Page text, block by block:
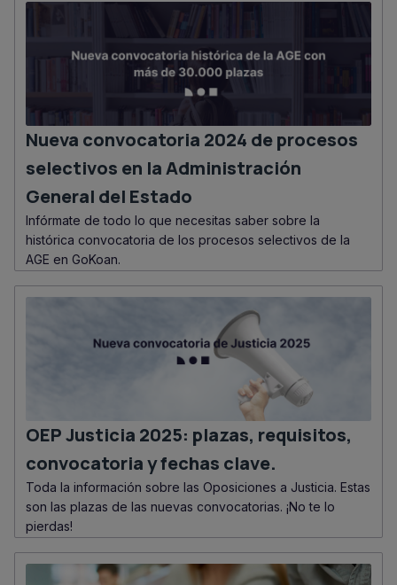
Nueva convocatoria 2024 de procesos
selectivos en la Administración
General del Estado
Infórmate de todo lo que necesitas saber sobre la
histórica convocatoria de los procesos selectivos de la
AGE en GoKoan.
OEP Justicia 2025: plazas, requisitos,
convocatoria y fechas clave.
Toda la información sobre las Oposiciones a Justicia. Estas
son las plazas de las nuevas convocatorias. ¡No te lo
pierdas!